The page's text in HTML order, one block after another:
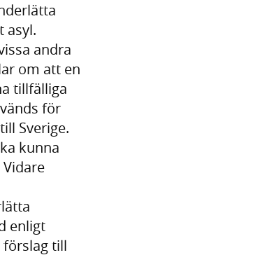
asyl.
andra
om att en
tillfälliga
för
Sverige.
kunna
enligt
till